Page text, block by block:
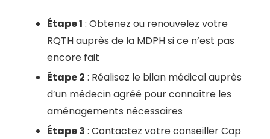
Étape 1 : Obtenez ou renouvelez votre
RQTH auprès de la MDPH si ce n’est pas
encore fait
Étape 2 : Réalisez le bilan médical auprès
d’un médecin agréé pour connaître les
aménagements nécessaires
Étape 3 : Contactez votre conseiller Cap